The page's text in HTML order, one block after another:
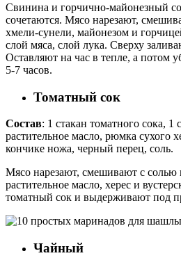
Свинина и горчично-майонезный
сочетаются. Мясо нарезают,
хмели-сунели, майонезом и
слой мяса, слой лука. Сверху
Оставляют на час в тепле, а потом
5-7 часов.
Томатный сок
Состав: 1 стакан томатного сока, 1
растительное масло, рюмка сухого
кончике ножа, черный перец, соль.
Мясо нарезают, смешивают с
растительное масло, херес и
томатный сок и выдерживают под
Чайный